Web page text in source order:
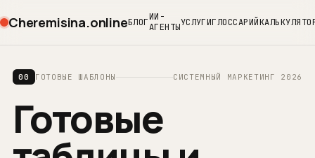
Cheremisina.onlineБЛОГИИ-
АГЕНТЫУСЛУГИГЛОССАРИЙ
00 ГОТОВЫЕ ШАБЛОНЫ СИСТЕМНЫЙ МАРКЕТИНГ 2026
Готовые